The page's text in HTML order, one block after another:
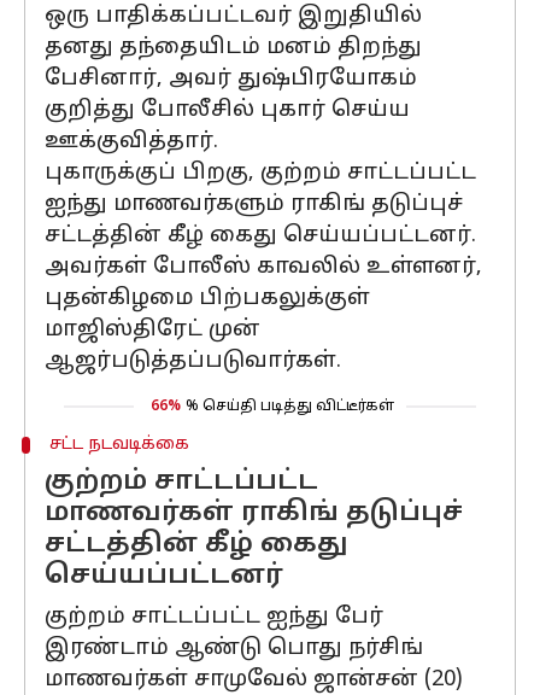
ஒரு பாதிக்கப்பட்டவர் இறுதியில்
தனது தந்தையிடம் மனம் திறந்து
பேசினார், அவர் துஷ்பிரயோகம்
குறித்து போலீசில் புகார் செய்ய
ஊக்குவித்தார்.
புகாருக்குப் பிறகு, குற்றம் சாட்டப்பட்ட
ஐந்து மாணவர்களும் ராகிங் தடுப்புச்
சட்டத்தின் கீழ் கைது செய்யப்பட்டனர்.
அவர்கள் போலீஸ் காவலில் உள்ளனர்,
புதன்கிழமை பிற்பகலுக்குள்
மாஜிஸ்திரேட் முன்
ஆஜர்படுத்தப்படுவார்கள்.
66% % செய்தி படித்து விட்டீர்கள்
சட்ட நடவடிக்கை
குற்றம் சாட்டப்பட்ட
மாணவர்கள் ராகிங் தடுப்புச்
சட்டத்தின் கீழ் கைது
செய்யப்பட்டனர்
குற்றம் சாட்டப்பட்ட ஐந்து பேர்
இரண்டாம் ஆண்டு பொது நர்சிங்
மாணவர்கள் சாமுவேல் ஜான்சன் (20)